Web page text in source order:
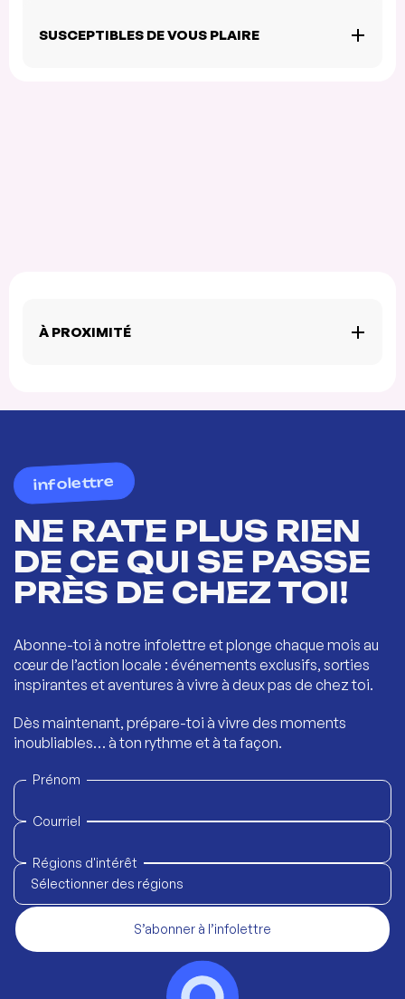
SUSCEPTIBLES DE VOUS PLAIRE
À PROXIMITÉ
infolettre
NE RATE PLUS RIEN
DE CE QUI SE PASSE
PRÈS DE CHEZ TOI!
Abonne-toi à notre infolettre et plonge chaque mois au
cœur de l’action locale : événements exclusifs, sorties
inspirantes et aventures à vivre à deux pas de chez toi.
Dès maintenant, prépare-toi à vivre des moments
inoubliables… à ton rythme et à ta façon.
Prénom
Courriel
Régions d'intérêt
Sélectionner des régions
S’abonner à l’infolettre